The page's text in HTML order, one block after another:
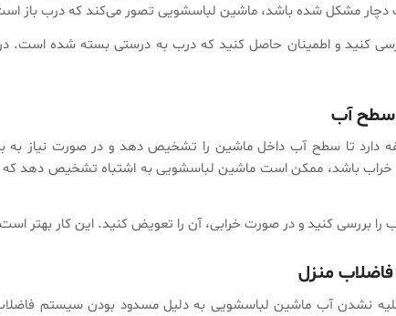
دچار مشکل شده باشد، ماشین لباسشویی تصور می‌کند که درب باز
کنید و اطمینان حاصل کنید که درب به درستی بسته شده است.
تا سطح آب داخل ماشین را تشخیص دهد و در صورت نیاز به برد
باشد، ممکن است ماشین لباسشویی به اشتباه تشخیص دهد که
بررسی کنید و در صورت خرابی، آن را تعویض کنید. این کار
نشدن آب ماشین لباسشویی به دلیل مسدود بودن سیستم